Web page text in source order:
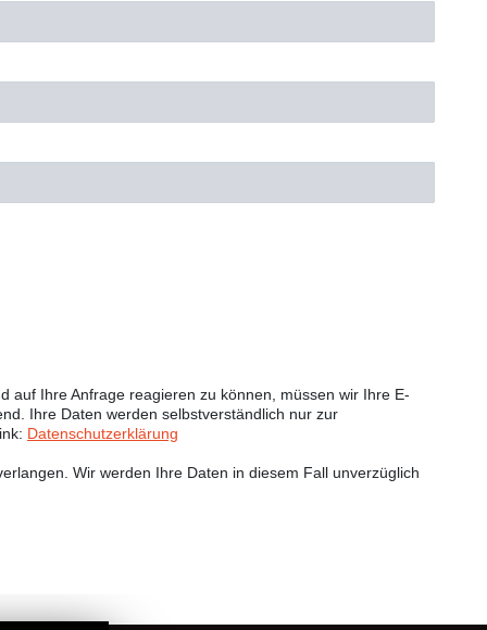
auf Ihre Anfrage reagieren zu können, müssen wir Ihre E-
Ihre Daten werden selbstverständlich nur zur
Datenschutzerklärung
Wir werden Ihre Daten in diesem Fall unverzüglich